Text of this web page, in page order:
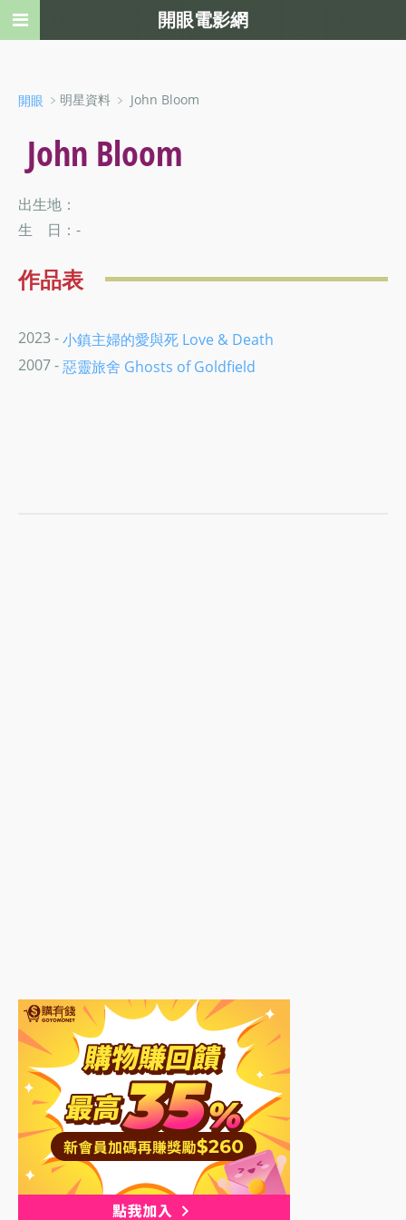
開眼 ﹥明星資料 ﹥ John Bloom
John Bloom
出生地：
生 日：-
作品表
2023 -小鎮主婦的愛與死 Love & Death
2007 -惡靈旅舍 Ghosts of Goldfield
開眼電影網